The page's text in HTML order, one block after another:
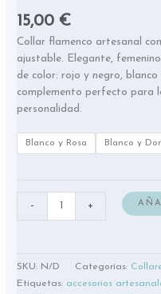
15,00 €
Collar flamenco artesanal
ajustable. Elegante,
de color: rojo y negro,
complemento perfecto para
personalidad.
Blanco y Rosa Blanco y
- +
SKU: N/D Categorías:
Etiquetas: accesorios